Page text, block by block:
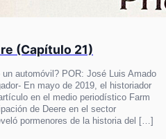
(Capítulo 21)
automóvil? POR: José Luis Amado
En mayo de 2019, el historiador
en el medio periodístico Farm
de Deere en el sector
pormenores de la historia del […]